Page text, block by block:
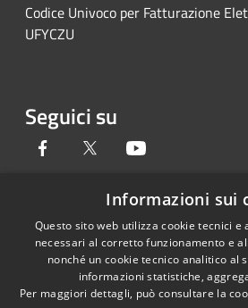
Codice Univoco per Fatturazione
UFYCZU
Seguici su
Facebook Twitter
RSS
Accessibilità
Cookie
Informazioni sui
Questo sito web utilizza cookie tecnici
necessari al corretto funzionamento e
nonché un cookie tecnico analitico al
informazioni statistiche,
Per maggiori dettagli, può consultare la